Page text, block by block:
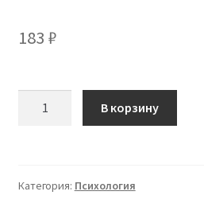
183 ₽
2025
В корзину
Категория: Психология